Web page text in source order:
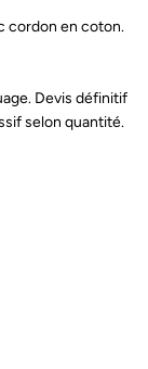
cordon en coton.
Devis définitif
selon quantité.